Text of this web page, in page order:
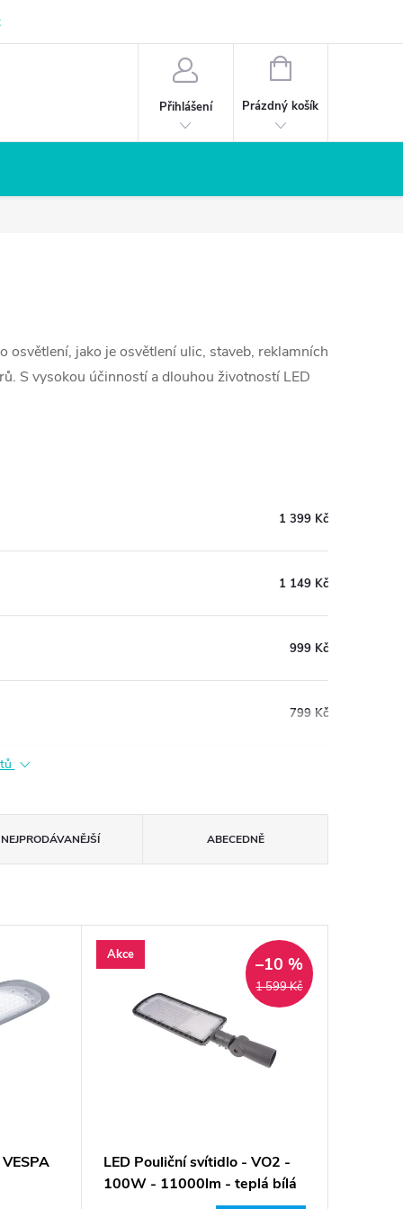
Přihlášení
NÁKUPNÍ
Prázdný košík
jako je osvětlení ulic, staveb, reklamních
S vysokou účinností a dlouhou životností LED
1 399 Kč
1 149 Kč
999 Kč
799 Kč
NEJPRODÁVANĚJŠÍ ABECEDNĚ
Akce
1 599 Kč
–10 %
LED Pouliční svítidlo - VO2 -
100W - 11000lm - teplá bílá